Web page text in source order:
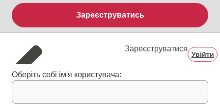
Зареєструватись
Зареєструватися
Увійти
Оберіть собі ім'я користувача: